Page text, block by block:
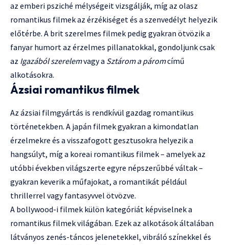
az emberi psziché mélységeit vizsgálják, míg az olasz
romantikus filmek az érzékiséget és a szenvedélyt helyezik
előtérbe. A brit szerelmes filmek pedig gyakran ötvözik a
fanyar humort az érzelmes pillanatokkal, gondoljunk csak
az Igazából szerelemvagy a Sztárom a páromcímű
alkotásokra.
Ázsiai romantikus filmek
Az ázsiai filmgyártás is rendkívül gazdag romantikus
történetekben. A japán filmek gyakran a kimondatlan
érzelmekre és a visszafogott gesztusokra helyezik a
hangsúlyt, míg a koreai romantikus filmek – amelyek az
utóbbi években világszerte egyre népszerűbbé váltak –
gyakran keverik a műfajokat, a romantikát például
thrillerrel vagy fantasyvvel ötvözve.
A bollywood-i filmek külön kategóriát képviselnek a
romantikus filmek világában. Ezek az alkotások általában
látványos zenés-táncos jelenetekkel, vibráló színekkel és